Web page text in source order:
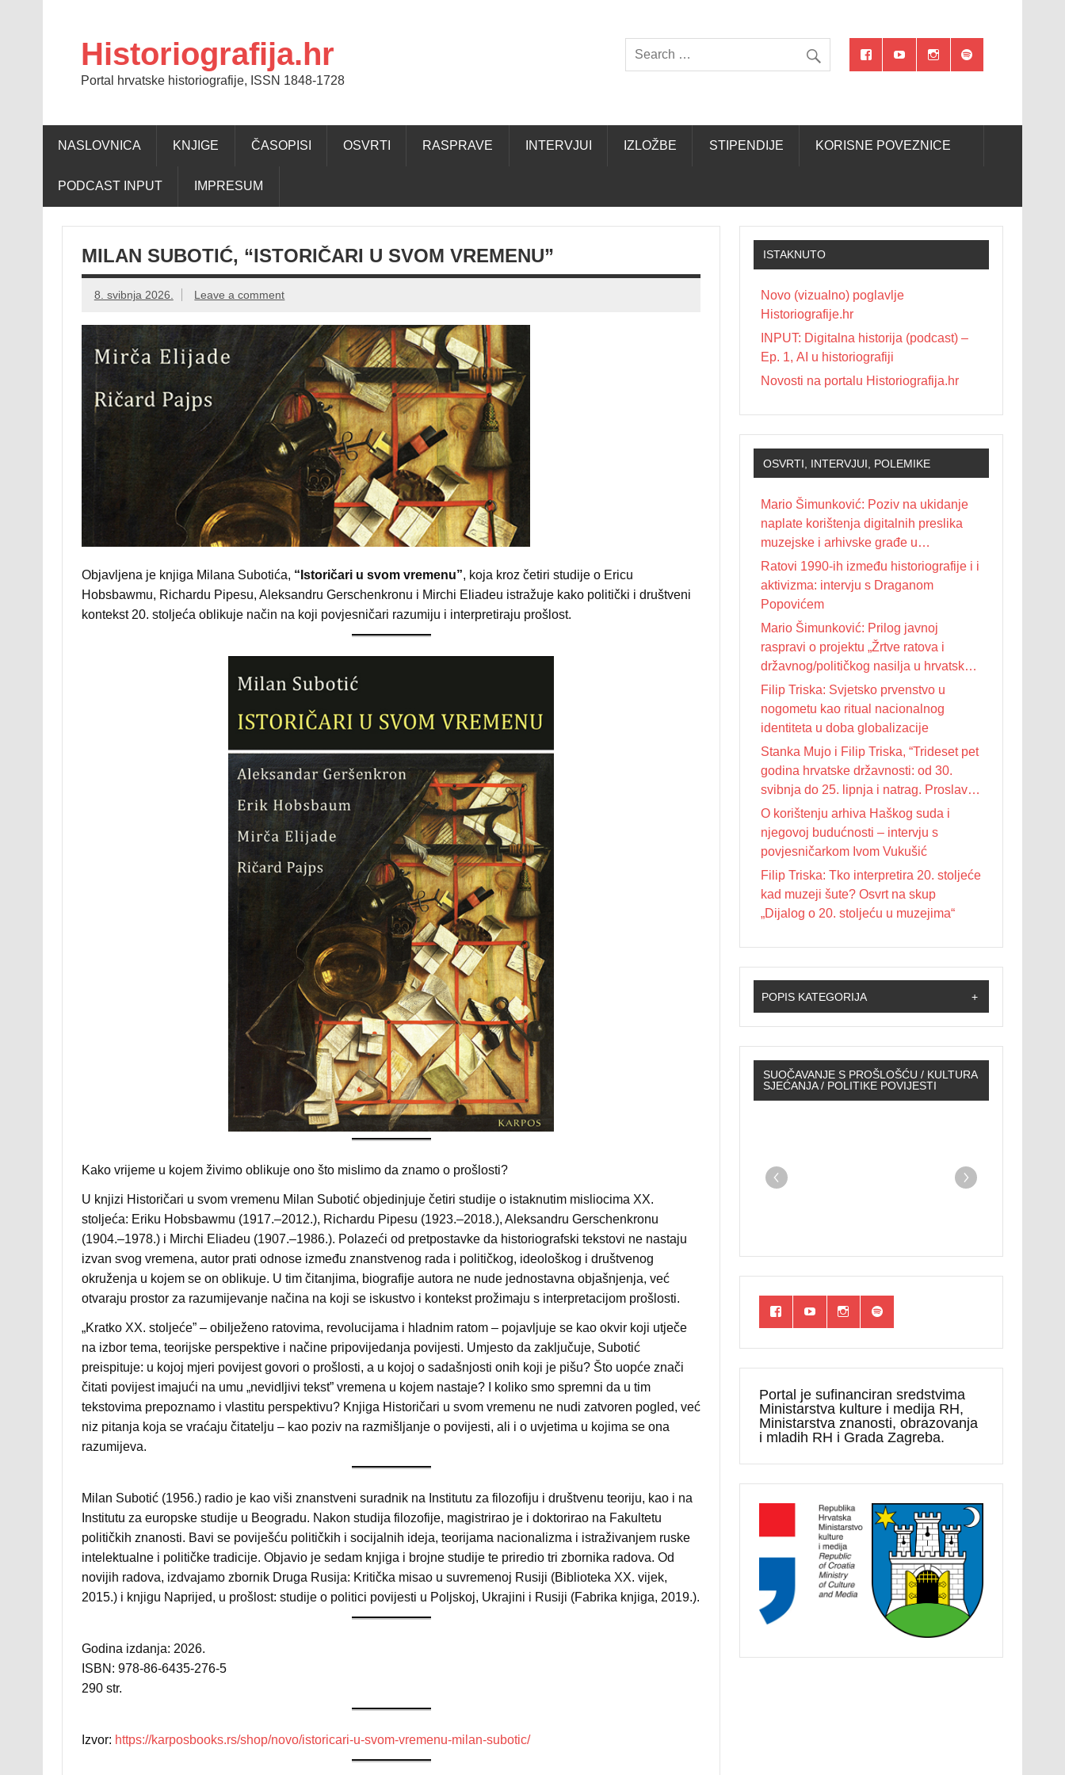
Historiografija.hr
Portal hrvatske historiografije, ISSN 1848-1728
NASLOVNICA KNJIGE ČASOPISI OSVRTI RASPRAVE INTERVJUI IZLOŽBE STIPENDIJE KORISNE POVEZNICE
PODCAST INPUT IMPRESUM
MILAN SUBOTIĆ, “ISTORIČARI U SVOM VREMENU”
8. svibnja 2026. Leave a comment
Objavljena je knjiga Milana Subotića, “Istoričari u svom vremenu”, koja kroz četiri studije o Ericu
Hobsbawmu, Richardu Pipesu, Aleksandru Gerschenkronu i Mirchi Eliadeu istražuje kako politički i društveni
kontekst 20. stoljeća oblikuje način na koji povjesničari razumiju i interpretiraju prošlost.
Kako vrijeme u kojem živimo oblikuje ono što mislimo da znamo o prošlosti?
U knjizi Historičari u svom vremenu Milan Subotić objedinjuje četiri studije o istaknutim misliocima XX.
stoljeća: Eriku Hobsbawmu (1917.–2012.), Richardu Pipesu (1923.–2018.), Aleksandru Gerschenkronu
(1904.–1978.) i Mirchi Eliadeu (1907.–1986.). Polazeći od pretpostavke da historiografski tekstovi ne nastaju
izvan svog vremena, autor prati odnose između znanstvenog rada i političkog, ideološkog i društvenog
okruženja u kojem se on oblikuje. U tim čitanjima, biografije autora ne nude jednostavna objašnjenja, već
otvaraju prostor za razumijevanje načina na koji se iskustvo i kontekst prožimaju s interpretacijom prošlosti.
„Kratko XX. stoljeće” – obilježeno ratovima, revolucijama i hladnim ratom – pojavljuje se kao okvir koji utječe
na izbor tema, teorijske perspektive i načine pripovijedanja povijesti. Umjesto da zaključuje, Subotić
preispituje: u kojoj mjeri povijest govori o prošlosti, a u kojoj o sadašnjosti onih koji je pišu? Što uopće znači
čitati povijest imajući na umu „nevidljivi tekst” vremena u kojem nastaje? I koliko smo spremni da u tim
tekstovima prepoznamo i vlastitu perspektivu? Knjiga Historičari u svom vremenu ne nudi zatvoren pogled, već
niz pitanja koja se vraćaju čitatelju – kao poziv na razmišljanje o povijesti, ali i o uvjetima u kojima se ona
razumijeva.
Milan Subotić (1956.) radio je kao viši znanstveni suradnik na Institutu za filozofiju i društvenu teoriju, kao i na
Institutu za europske studije u Beogradu. Nakon studija filozofije, magistrirao je i doktorirao na Fakultetu
političkih znanosti. Bavi se poviješću političkih i socijalnih ideja, teorijama nacionalizma i istraživanjem ruske
intelektualne i političke tradicije. Objavio je sedam knjiga i brojne studije te priredio tri zbornika radova. Od
novijih radova, izdvajamo zbornik Druga Rusija: Kritička misao u suvremenoj Rusiji (Biblioteka XX. vijek,
2015.) i knjigu Naprijed, u prošlost: studije o politici povijesti u Poljskoj, Ukrajini i Rusiji (Fabrika knjiga, 2019.).
Godina izdanja: 2026.
ISBN: 978-86-6435-276-5
290 str.
Izvor: https://karposbooks.rs/shop/novo/istoricari-u-svom-vremenu-milan-subotic/
ISTAKNUTO
Novo (vizualno) poglavlje
Historiografije.hr
INPUT: Digitalna historija (podcast) –
Ep. 1, AI u historiografiji
Novosti na portalu Historiografija.hr
OSVRTI, INTERVJUI, POLEMIKE
Mario Šimunković: Poziv na ukidanje
naplate korištenja digitalnih preslika
muzejske i arhivske građe u
nekomercijalne svrhe
Ratovi 1990-ih između historiografije i i
aktivizma: intervju s Draganom
Popovićem
Mario Šimunković: Prilog javnoj
raspravi o projektu „Žrtve ratova i
državnog/političkog nasilja u hrvatskoj
povijesti 20. stoljeća“
Filip Triska: Svjetsko prvenstvo u
nogometu kao ritual nacionalnog
identiteta u doba globalizacije
Stanka Mujo i Filip Triska, “Trideset pet
godina hrvatske državnosti: od 30.
svibnja do 25. lipnja i natrag. Proslave
Dana državnosti u Republici Hrvatskoj
od 1990. do 2025. godine”
O korištenju arhiva Haškog suda i
njegovoj budućnosti – intervju s
povjesničarkom Ivom Vukušić
Filip Triska: Tko interpretira 20. stoljeće
kad muzeji šute? Osvrt na skup
„Dijalog o 20. stoljeću u muzejima“
POPIS KATEGORIJA +
SUOČAVANJE S PROŠLOŠĆU / KULTURA
SJEĆANJA / POLITIKE POVIJESTI
Portal je sufinanciran sredstvima
Ministarstva kulture i medija RH,
Ministarstva znanosti, obrazovanja
i mladih RH i Grada Zagreba.